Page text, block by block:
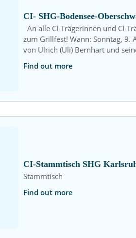
CI- SHG-Bodensee-
An alle CI-Trägerinnen und CI-
zum Grillfest! Wann: Sonntag, 9.
von Ulrich (Uli) Bernhart und
Find out more
CI-Stammtisch SHG
Stammtisch
Find out more